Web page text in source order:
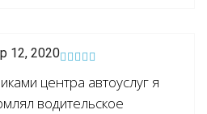
12, 2020
центра автоуслуг я
водительское